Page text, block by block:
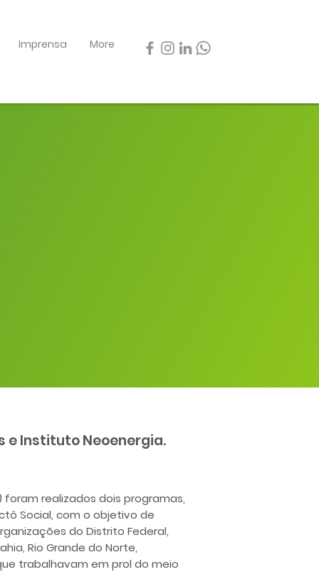
Imprensa More
e Instituto Neoenergia.
foram realizados dois programas,
Social, com o objetivo de
do Distrito Federal,
Rio Grande do Norte,
trabalhavam em prol do meio